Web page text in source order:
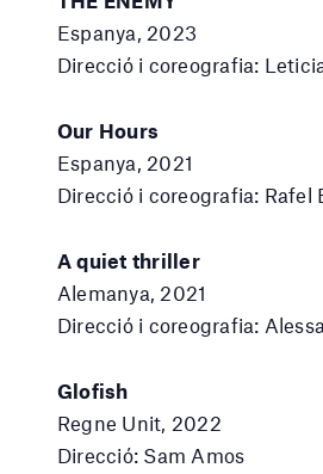
Espanya, 2023
Direcció i coreografia:
Our Hours
Espanya, 2021
Direcció i coreografia: Rafel
A quiet thriller
Alemanya, 2021
Direcció i coreografia:
Glofish
Regne Unit, 2022
Direcció: Sam Amos